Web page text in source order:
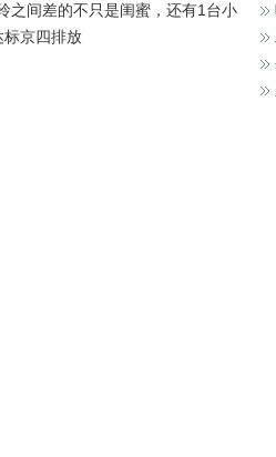
之间差的不只是闺蜜，还有1台小
京四排放